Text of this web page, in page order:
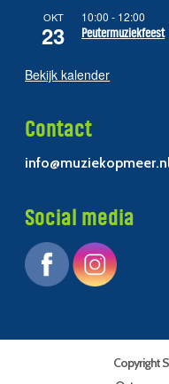
OKT
23
10:00 - 12:00
Peutermuziekfeest
Bekijk kalender
Contact
Social media
Copyright